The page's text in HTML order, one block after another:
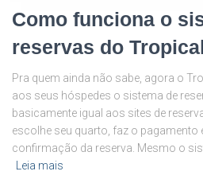
Como funciona o
reservas do
Pra quem ainda não sabe, agora o
aos seus hóspedes o sistema de
basicamente igual aos sites de
escolhe seu quarto, faz o pagamento
confirmação da reserva. Mesmo o
Leia mais